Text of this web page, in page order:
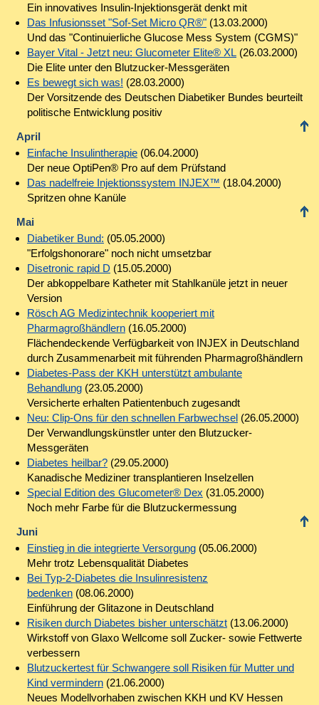
Ein innovatives Insulin-Injektionsgerät denkt mit
Das Infusionsset "Sof-Set Micro QR®"(13.03.2000)
Und das "Continuierliche Glucose Mess System (CGMS)"
Bayer Vital - Jetzt neu: Glucometer Elite® XL(26.03.2000)
Die Elite unter den Blutzucker-Messgeräten
Es bewegt sich was! (28.03.2000)
Der Vorsitzende des Deutschen Diabetiker Bundes beurteilt
politische Entwicklung positiv
April
Einfache Insulintherapie(06.04.2000)
Der neue OptiPen® Pro auf dem Prüfstand
Das nadelfreie Injektionssystem INJEX™ (18.04.2000)
Spritzen ohne Kanüle
Mai
Diabetiker Bund: (05.05.2000)
"Erfolgshonorare" noch nicht umsetzbar
Disetronic rapid D (15.05.2000)
Der abkoppelbare Katheter mit Stahlkanüle jetzt in neuer
Version
Rösch AG Medizintechnik kooperiert mit
Pharmagroßhändlern(16.05.2000)
Flächendeckende Verfügbarkeit von INJEX in Deutschland
durch Zusammenarbeit mit führenden Pharmagroßhändlern
Diabetes-Pass der KKH unterstützt ambulante
Behandlung(23.05.2000)
Versicherte erhalten Patientenbuch zugesandt
Neu: Clip-Ons für den schnellen Farbwechsel(26.05.2000)
Der Verwandlungskünstler unter den Blutzucker-
Messgeräten
Diabetes heilbar?(29.05.2000)
Kanadische Mediziner transplantieren Inselzellen
Special Edition des Glucometer® Dex (31.05.2000)
Noch mehr Farbe für die Blutzuckermessung
Juni
Einstieg in die integrierte Versorgung(05.06.2000)
Mehr trotz Lebensqualität Diabetes
Bei Typ-2-Diabetes die Insulinresistenz
bedenken(08.06.2000)
Einführung der Glitazone in Deutschland
Risiken durch Diabetes bisher unterschätzt(13.06.2000)
Wirkstoff von Glaxo Wellcome soll Zucker- sowie Fettwerte
verbessern
Blutzuckertest für Schwangere soll Risiken für Mutter und
Kind vermindern(21.06.2000)
Neues Modellvorhaben zwischen KKH und KV Hessen